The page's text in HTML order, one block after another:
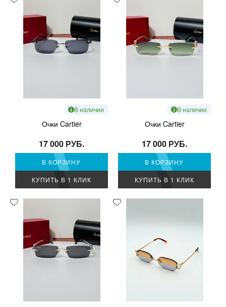
В наличии
Очки Cartier
17 000 РУБ.
В КОРЗИНУ
КУПИТЬ В 1 КЛИК
В наличии
Очки Cartier
17 000 РУБ.
В КОРЗИНУ
КУПИТЬ В 1 КЛИК